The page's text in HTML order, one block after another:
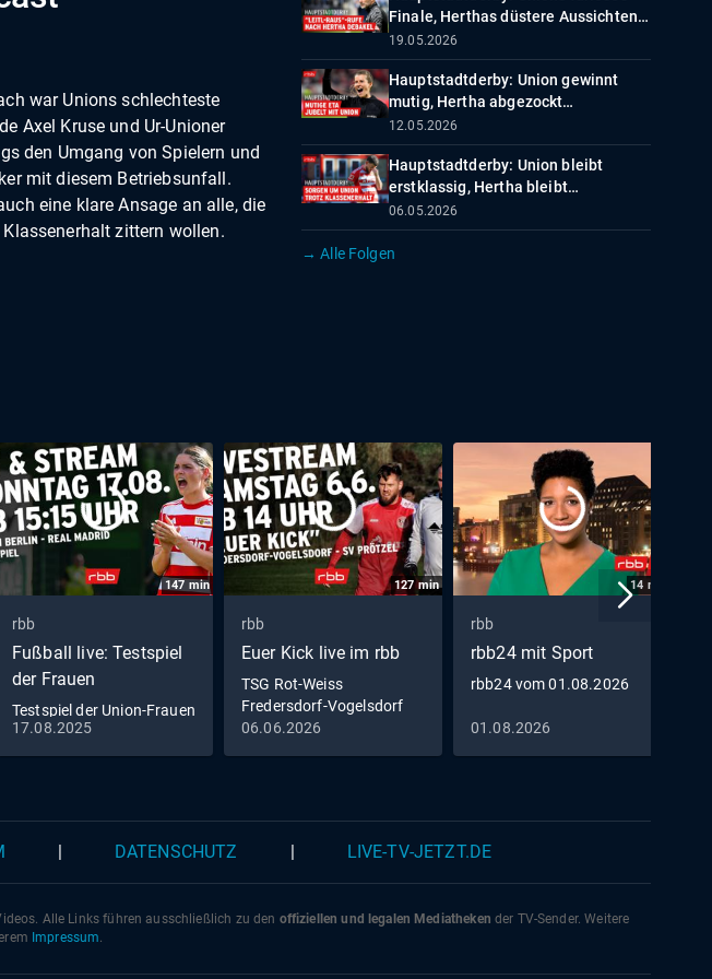
war Unions schlechteste
Axel Kruse und Ur-Unioner
den Umgang von Spielern und
mit diesem Betriebsunfall.
eine klare Ansage an alle, die
zittern wollen.
Finale, Herthas düstere Aussichten
Hauptstadtderby - der Union- und
Hertha-Podcast
19.05.2026
Hauptstadtderby: Union gewinnt
mutig, Hertha abgezockt
Hauptstadtderby - der Union- und
Hertha-Podcast
12.05.2026
Hauptstadtderby: Union bleibt
erstklassig, Hertha bleibt
unzufriedenHauptstadtderby - der
Union- und Hertha-Podcast
06.05.2026
→ Alle Folgen
147 min
rbb
Fußball live: Testspiel
der Frauen
Testspiel der Union-Frauen
gegen Real Madrid zum
Nachschauen
17.08.2025
127min
rbb
Euer Kick live im rbb
TSG Rot-Weiss
Fredersdorf-Vogelsdorf
gegen SV Prötzel 1950
06.06.2026
14 min
rbb
rbb24 mit Sport
rbb24 vom 01.08.2026
01.08.2026
DATENSCHUTZ LIVE-TV-JETZT.DE
Alle Links führen ausschließlich zu den offiziellen und legalen Mediatheken der TV-Sender. Weitere
Impressum.